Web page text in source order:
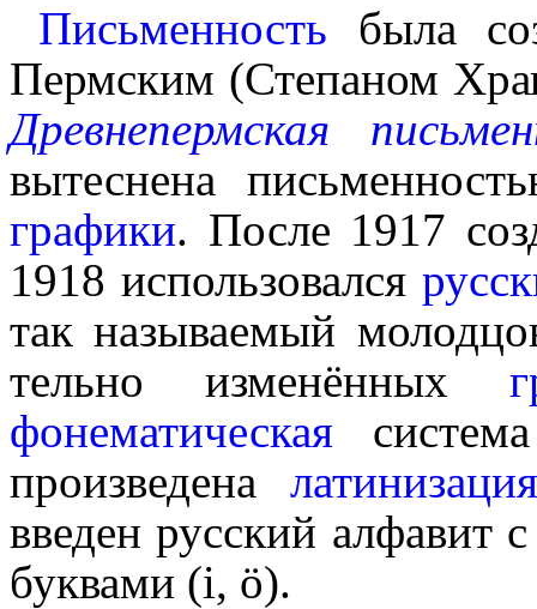
Письменность была
Пермским (Степаном
Древнепермская
вытеснена
графики. После 1917
1918 исполь­зо­вал­ся
так называемый
тель­но изме­нён­ных
фонематическая
произведена латини­за­ция
введен русский алфавит
буквами (і, ӧ).